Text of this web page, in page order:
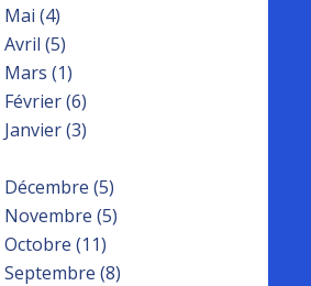
Mai (4)
Avril (5)
Mars (1)
Février(6)
Janvier(3)
Décembre (5)
Novembre (5)
Octobre (11)
Septembre (8)